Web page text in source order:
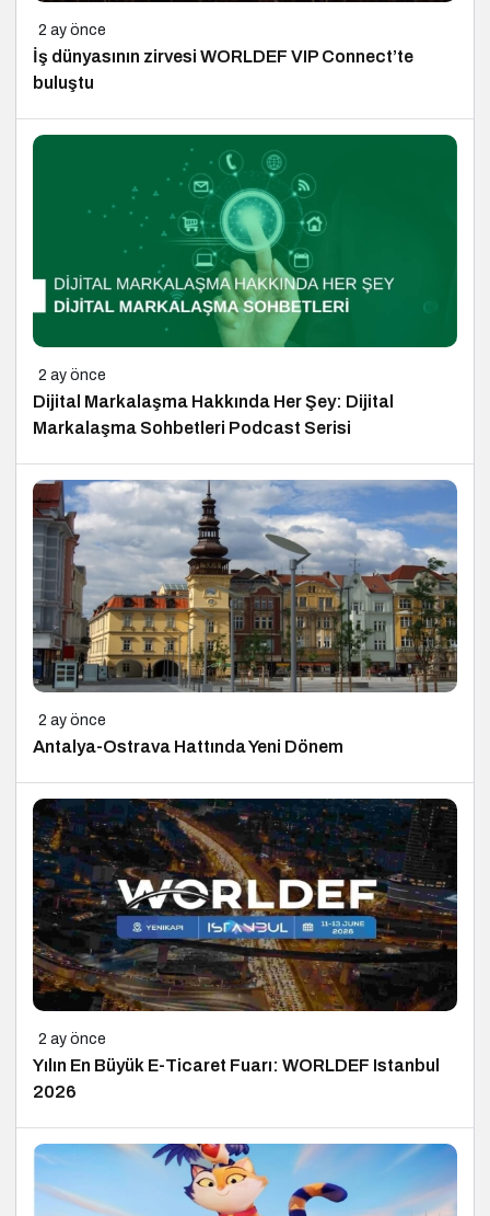
2 ay önce
İş dünyasının zirvesi WORLDEF VIP Connect’te
buluştu
2 ay önce
Dijital Markalaşma Hakkında Her Şey: Dijital
Markalaşma Sohbetleri Podcast Serisi
2 ay önce
Antalya-Ostrava Hattında Yeni Dönem
2 ay önce
Yılın En Büyük E-Ticaret Fuarı: WORLDEF Istanbul
2026